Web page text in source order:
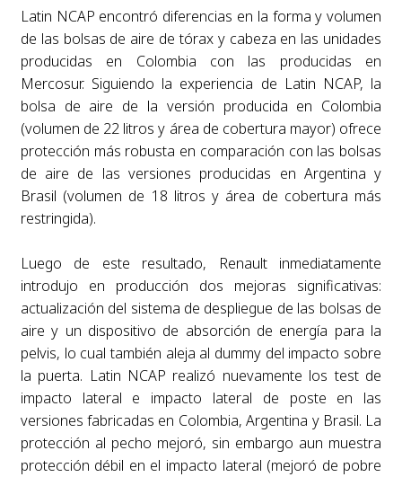
Latin NCAP encontró diferencias en la forma y volumen
de las bolsas de aire de tórax y cabeza en las unidades
producidas en Colombia con las producidas en
Mercosur. Siguiendo la experiencia de Latin NCAP, la
bolsa de aire de la versión producida en Colombia
(volumen de 22 litros y área de cobertura mayor) ofrece
protección más robusta en comparación con las bolsas
de aire de las versiones producidas en Argentina y
Brasil (volumen de 18 litros y área de cobertura más
restringida).
Luego de este resultado, Renault inmediatamente
introdujo en producción dos mejoras significativas:
actualización del sistema de despliegue de las bolsas de
aire y un dispositivo de absorción de energía para la
pelvis, lo cual también aleja al dummy del impacto sobre
la puerta. Latin NCAP realizó nuevamente los test de
impacto lateral e impacto lateral de poste en las
versiones fabricadas en Colombia, Argentina y Brasil. La
protección al pecho mejoró, sin embargo aun muestra
protección débil en el impacto lateral (mejoró de pobre